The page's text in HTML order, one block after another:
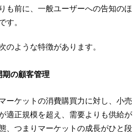
も前に、一般ユーザーへの告知のほ
す。
のような特徴があります。
の顧客管理
ーケットの消費購買力に対し、小売
適正規模を超え、需要よりも供給が
、つまりマーケットの成長がひと段